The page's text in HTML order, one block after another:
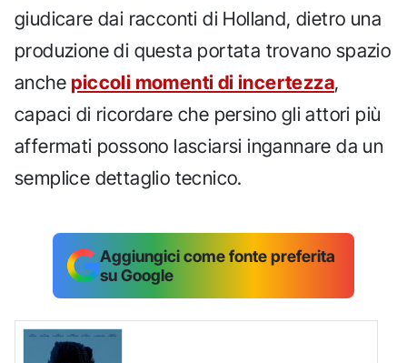
giudicare dai racconti di Holland, dietro una
produzione di questa portata trovano spazio
anche piccoli momenti di incertezza,
capaci di ricordare che persino gli attori più
affermati possono lasciarsi ingannare da un
semplice dettaglio tecnico.
Aggiungici come fonte preferita
su Google